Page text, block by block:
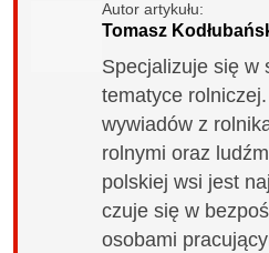
Autor artykułu:
Tomasz
Specjalizuje się w
tematyce
wywiadów z
rolnymi oraz
polskiej wsi jest
czuje się w
osobami